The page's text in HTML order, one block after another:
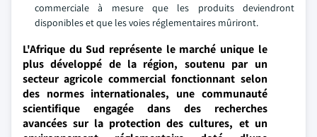
commerciale à mesure que les produits deviendront
disponibles et que les voies réglementaires mûriront.
L'Afrique du Sud représente le marché unique le
plus développé de la région, soutenu par un
secteur agricole commercial fonctionnant selon
des normes internationales, une communauté
scientifique engagée dans des recherches
avancées sur la protection des cultures, et un